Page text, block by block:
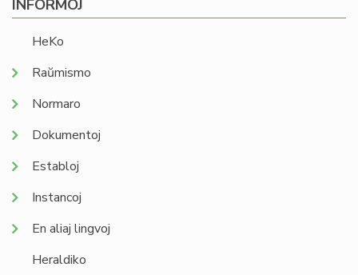
INFORMOJ
HeKo
Raŭmismo
Normaro
Dokumentoj
Establoj
Instancoj
En aliaj lingvoj
Heraldiko